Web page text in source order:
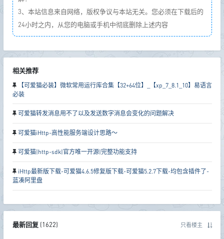
3、本站信息来自网络，版权争议与本站无关。您必须在下载后的
24小时之内，从您的电脑或手机中彻底删除上述内容
相关推荐
【可爱猫必装】微软常用运行库合集【32+64位】_【xp_7_8.1_10】易语言
必装
可爱猫转发消息用不了以及发送数字消息会变化的问题解决
可爱猫iHttp-高性能服务端设计思路～
可爱猫|http-sdk|官方唯一开源|完整功能支持
iHttp最新版下载-可爱猫4.6.5修复版下载-可爱猫5.2.7下载-均包含插件了-
蓝凑阿里盘
最新回复(1622) 只看楼主